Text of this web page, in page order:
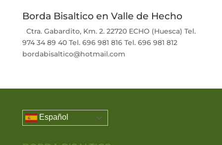
Borda Bisaltico en Valle de Hecho
Ctra. Gabardito, Km. 2. 22720 ECHO (Huesca) Tel.
974 34 89 40 Tel. 696 981 816 Tel. 696 981 812
bordabisaltico@hotmail.com
Español